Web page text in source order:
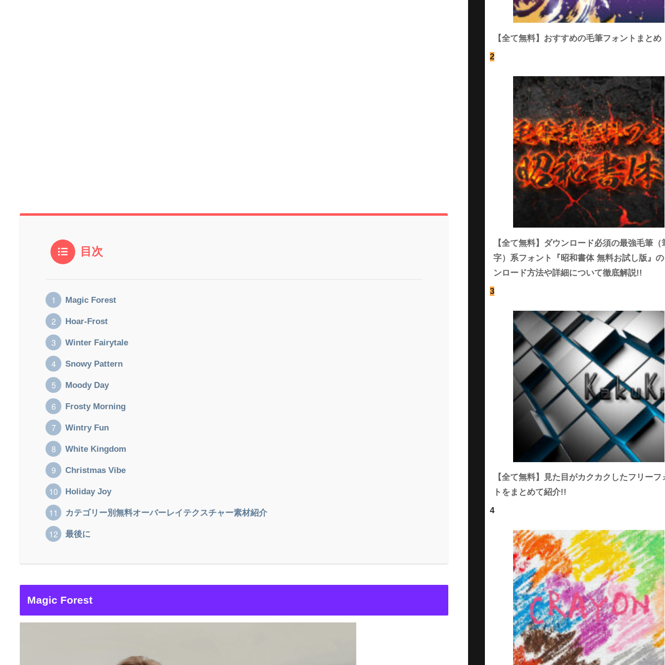
目次
Magic Forest
Hoar-Frost
Winter Fairytale
Snowy Pattern
Moody Day
Frosty Morning
Wintry Fun
White Kingdom
Christmas Vibe
Holiday Joy
カテゴリー別無料オーバーレイテクスチャー素材紹介
最後に
Magic Forest
【全て無料】おすすめの毛筆フォントまとめ
2
【全て無料】ダウンロード必須の最強毛筆（
字）系フォント『昭和書体 無料お試し版』
ンロード方法や詳細について徹底解説!!
3
【全て無料】見た目がカクカクしたフリーフ
トをまとめて紹介!!
4